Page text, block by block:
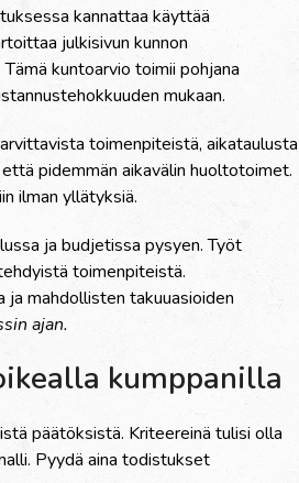
kannattaa käyttää
julkisivun kunnon
kuntoarvio toimii pohjana
mukaan.
toimenpiteistä, aikataulusta
pidemmän aikavälin huoltotoimet.
ilman yllätyksiä.
ja budjetissa pysyen. Työt
toimenpiteistä.
mahdollisten takuuasioiden
ajan.
kumppanilla
päätöksistä. Kriteereinä tulisi olla
Pyydä aina todistukset